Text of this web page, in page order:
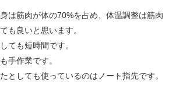
は筋肉が体の70%を占め、体温調整は筋肉
も良いと思います。
ても短時間です。
手作業です。
としても使っているのはノート指先です。